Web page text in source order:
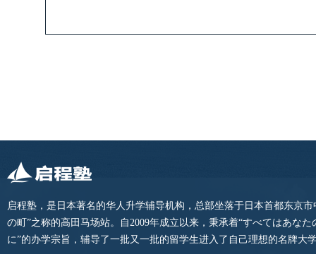
启程塾，是日本著名的华人升学辅导机构，总部坐落于日本首都东京市
の町”之称的高田马场站。自2009年成立以来，秉承着“すべてはあなた
に”的办学宗旨，辅导了一批又一批的留学生进入了自己理想的名牌大